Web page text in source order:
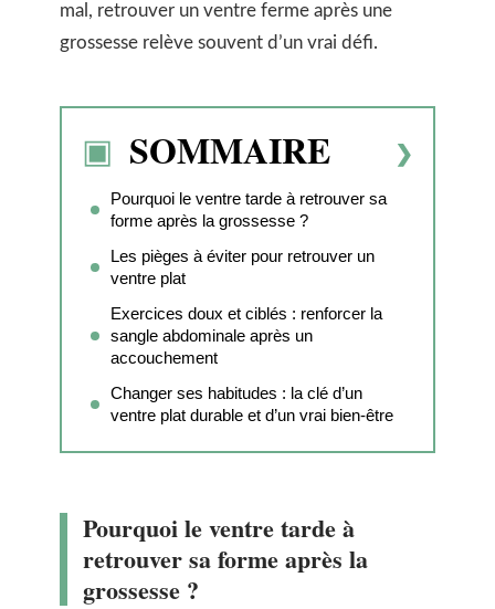
mal, retrouver un ventre ferme après une
grossesse relève souvent d’un vrai défi.
SOMMAIRE
Pourquoi le ventre tarde à retrouver sa
forme après la grossesse ?
Les pièges à éviter pour retrouver un
ventre plat
Exercices doux et ciblés : renforcer la
sangle abdominale après un
accouchement
Changer ses habitudes : la clé d’un
ventre plat durable et d’un vrai bien-être
Pourquoi le ventre tarde à
retrouver sa forme après la
grossesse ?